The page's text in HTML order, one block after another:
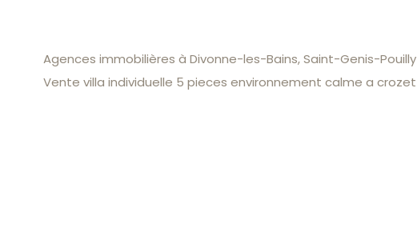
Agences immobilières à Divonne-les-Bains, Saint-Genis-Pouilly
Vente villa individuelle 5 pieces environnement calme a crozet